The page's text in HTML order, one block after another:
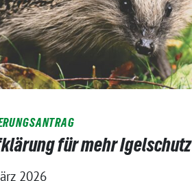
für mehr Igelschutz
2026